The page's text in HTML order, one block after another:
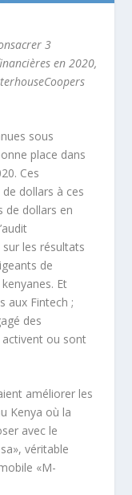
3
en 2020,
sous
place dans
Ces
dollars à ces
de dollars en
les résultats
de
Et
aux Fintech ;
des
activent ou sont
améliorer les
Kenya où la
avec le
véritable
«M-